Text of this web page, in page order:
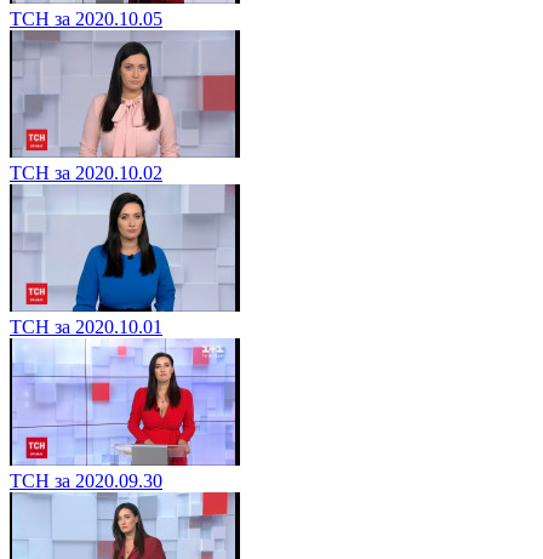
ТСН за 2020.10.05
ТСН за 2020.10.02
ТСН за 2020.10.01
ТСН за 2020.09.30